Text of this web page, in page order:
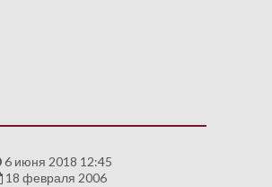
6 июня 2018 12:45
18 февраля 2006